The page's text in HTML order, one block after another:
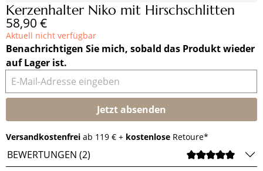
Kerzenhalter Niko mit Hirschschlitten
Regulärer Preis:
58,90 €
Aktuell nicht verfügbar
Benachrichtigen Sie mich, sobald das Produkt wieder
auf Lager ist.
E-Mail-Adresse eingeben
Jetzt absenden
Versandkostenfrei ab 119 € + kostenlose Retoure*
BEWERTUNGEN (2)